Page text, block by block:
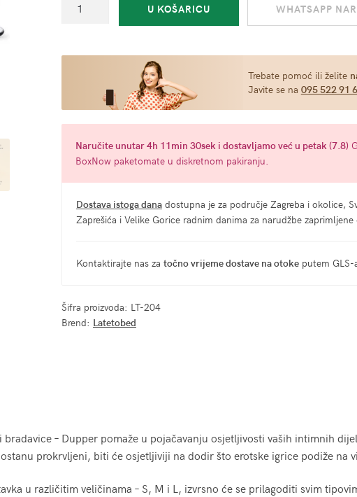
i
količina
U KOŠARICU WHATSAPP
Trebate pomoć ili želite
Javite se na 095 522 91
Naručiteunutar 4h 11min 29sek i dostavljamo već u petak (7.8)
BoxNow paketomate u diskretnom pakiranju.
Dostava istoga danadostupna je za područje Zagreba i okolice,
Zaprešića i Velike Gorice radnim danima za narudžbe zaprimljene
Kontaktirajte nas za točno vrijeme dostave na otokeputem GLS-
Šifra proizvoda: LT-204
Brend: Latetobed
– Dupper pomaže u pojačavanju osjetljivosti vaših intimnih
prokrvljeni, biti će osjetljiviji na dodir što erotske igrice podiže na
u različitim veličinama – S, M i L, izvrsno će se prilagoditi svim